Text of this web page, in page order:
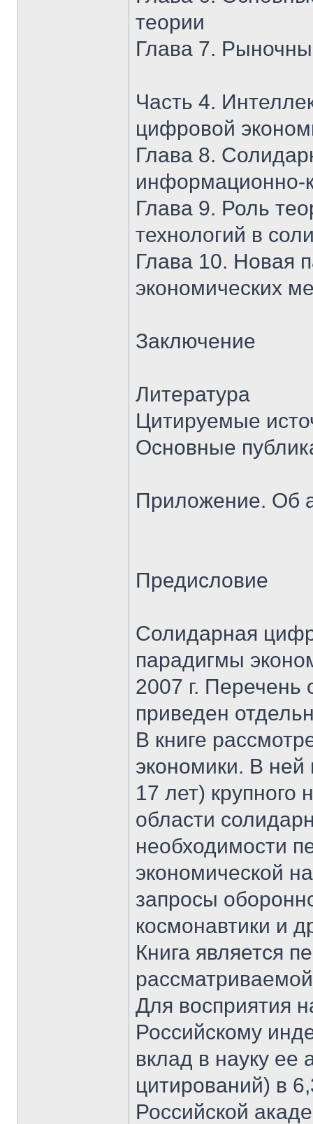
теории
Глава 7.
Часть 4.
цифровой
Глава 8.
информационно-
Глава 9. Роль
технологий в
Глава 10. Новая
экономических
Заключение
Литература
Цитируемые
Основные
Приложение. Об
Предисловие
Солидарная
парадигмы
2007 г. Перечень
приведен
В книге
экономики. В ней
17 лет) крупного
области
необходимости
экономической
запросы
космонавтики и
Книга является
Для восприятия
Российскому
вклад в науку ее
цитирований) в
Российской